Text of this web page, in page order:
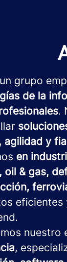
grupo
de la
.
agilidad y
en
oil & gas,
eficientes
nuestro
,